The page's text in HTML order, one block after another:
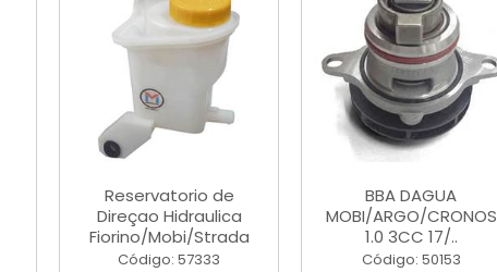
Reservatorio de
Direçao Hidraulica
Fiorino/Mobi/Strada
Código: 57333
BBA DAGUA
MOBI/ARGO/CRONOS
1.0 3CC 17/..
Código: 50153